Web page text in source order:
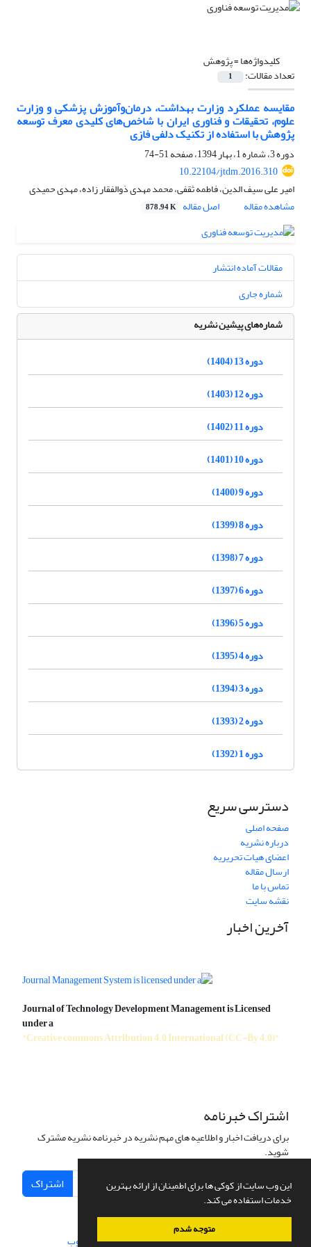
این وب سایت از کوکی ها برای اطمینان از ارائه بهترین
خدمات استفاده می کند.
متوجه شدم
کلیدواژه‌ها =پژوهش
تعداد مقالات: 1
مقایسه عملکرد وزارت بهداشت، درمان‌و‌آموزش پزشکی و وزارت
علوم، تحقیقات و فناوری ایران با شاخص‌های کلیدی معرف توسعه
پژوهش با استفاده از تکنیک دلفی فازی
دوره 3، شماره 1، بهار 1394، صفحه
51-74
10.22104/jtdm.2016.310
امیر علی سیف الدین، فاطمه ثقفی، محمد مهدی ذوالفقار زاده، مهدی حمیدی
مشاهده مقاله
اصل مقاله 878.94 K
مقالات آماده انتشار
شماره جاری
شماره‌های پیشین نشریه
دوره 13 (1404)
دوره 12 (1403)
دوره 11 (1402)
دوره 10 (1401)
دوره 9 (1400)
دوره 8 (1399)
دوره 7 (1398)
دوره 6 (1397)
دوره 5 (1396)
دوره 4 (1395)
دوره 3 (1394)
دوره 2 (1393)
دوره 1 (1392)
دسترسی سریع
صفحه اصلی
درباره نشریه
اعضای هیات تحریریه
ارسال مقاله
تماس با ما
نقشه سایت
آخرین اخبار
Journal of Technology Development Management is Licensed
under a
"Creative commons Attribution 4.0 International (CC-By 4.0)"
اشتراک خبرنامه
برای دریافت اخبار و اطلاعیه های مهم نشریه در خبرنامه نشریه مشترک
شوید.
اشتراک
سامانه مدیریت نشریات علمی.طراحی و پیاده سازی از سیناوب